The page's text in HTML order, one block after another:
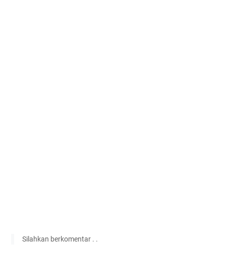
Silahkan berkomentar . .